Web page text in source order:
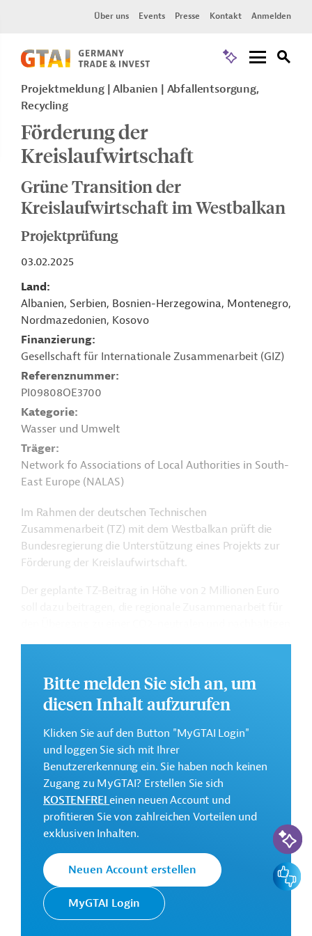
Über uns Events Presse Kontakt Anmelden
Projektmeldung Albanien
Abfallentsorgung,
Recycling
Förderung der
Kreislaufwirtschaft
Grüne Transition der
Kreislaufwirtschaft im Westbalkan
Projektprüfung
03.02.2025
Land
Albanien, Serbien, Bosnien-Herzegowina, Montenegro,
Nordmazedonien, Kosovo
Finanzierung
Gesellschaft für Internationale Zusammenarbeit (GIZ)
Referenznummer
PI09808OE3700
Kategorie
Wasser und Umwelt
Träger
Network fo Associations of Local Authorities in South-
East Europe (NALAS)
Im Rahmen der deutschen Technischen
Zusammenarbeit (TZ) mit dem Westbalkan prüft die
Bundesregierung die Unterstützung eines Projekts zur
Förderung der Kreislaufwirtschaft.
Der geplante TZ-Beitrag in Höhe von 2 Millionen Euro
Kreislaufwirtschaft in der WB6-Region zu stärken.
Weitere Informationen liegen derzeit nicht vor.
und praktische Hinweise zur Geschäftsanbahnung.
Geberbeitrag:
2 Millionen Euro (vorgesehen)
Kontaktadressen
Deutsche
Gesellschaft für
Die GIZ setzt im Auftrag der
Bundesregierung Projekte der
Bitte melden Sie sich an, um
diesen Inhalt aufzurufen
Klicken Sie auf den Button "MyGTAI Login"
und loggen Sie sich mit Ihrer
Benutzererkennung ein. Sie haben noch keinen
Zugang zu MyGTAI? Erstellen Sie sich
KOSTENFREIeinen neuen Account und
profitieren Sie von zahlreichen Vorteilen und
exklusiven Inhalten.
Neuen Account erstellen
MyGTAI Login
KI-